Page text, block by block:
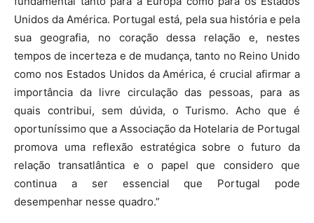
Unidos da América. Portugal está, pela sua história e pela
sua geografia, no coração dessa relação e, nestes
tempos de incerteza e de mudança, tanto no Reino Unido
como nos Estados Unidos da América, é crucial afirmar a
importância da livre circulação das pessoas, para as
quais contribui, sem dúvida, o Turismo. Acho que é
oportuníssimo que a Associação da Hotelaria de Portugal
promova uma reflexão estratégica sobre o futuro da
relação transatlântica e o papel que considero que
continua a ser essencial que Portugal pode
desempenhar nesse quadro.”